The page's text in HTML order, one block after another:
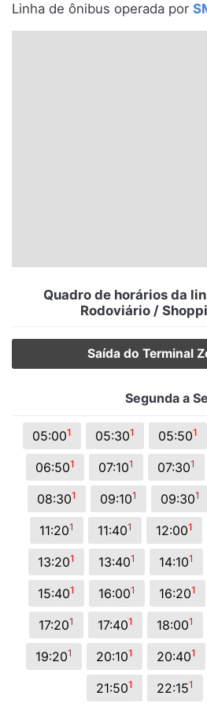
Santa Catarina
Linha de ônibus operada por
Quadro de horários da
Rodoviário /
Saída do Terminal
Segunda a
05:001 05:301 05:501
06:501 07:101 07:301
08:301 09:101 09:301
11:201 11:401 12:001
13:201 13:401 14:101
15:401 16:001 16:201
17:201 17:401 18:001
19:201 20:101 20:401
21:501 22:151